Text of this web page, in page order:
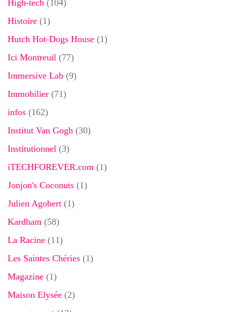
High-tech (104)
Histoire (1)
Hutch Hot-Dogs House (1)
Ici Montreuil (77)
Immersive Lab (9)
Immobilier (71)
infos (162)
Institut Van Gogh (30)
Institutionnel (3)
iTECHFOREVER.com (1)
Jonjon's Coconuts (1)
Julien Agobert (1)
Kardham (58)
La Racine (11)
Les Saintes Chéries (1)
Magazine (1)
Maison Elysée (2)